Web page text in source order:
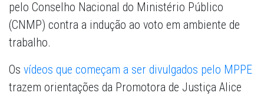
pelo Conselho Nacional do Ministério Público
(CNMP) contra a indução ao voto em ambiente de
trabalho.
Os vídeos que começam a ser divulgados pelo MPPE
trazem orientações da Promotora de Justiça Alice